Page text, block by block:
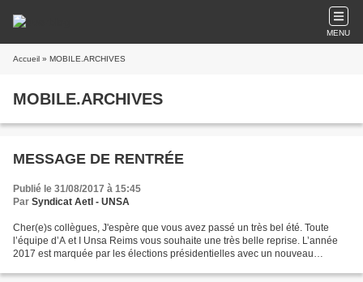
MENU
Accueil » MOBILE.ARCHIVES
MOBILE.ARCHIVES
MESSAGE DE RENTRÉE
Publié le 31/08/2017 à 15:45
Par Syndicat AetI - UNSA
Cher(e)s collègues, J'espère que vous avez passé un très bel été. Toute
l’équipe d’A et I Unsa Reims vous souhaite une très belle reprise. L’année
2017 est marquée par les élections présidentielles avec un nouveau